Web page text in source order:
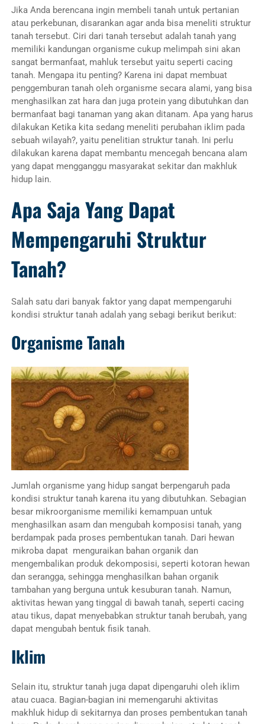
Jika Anda berencana ingin membeli tanah untuk pertanian
atau perkebunan, disarankan agar anda bisa meneliti struktur
tanah tersebut. Ciri dari tanah tersebut adalah tanah yang
memiliki kandungan organisme cukup melimpah sini akan
sangat bermanfaat, mahluk tersebut yaitu seperti cacing
tanah. Mengapa itu penting? Karena ini dapat membuat
penggemburan tanah oleh organisme secara alami, yang bisa
menghasilkan zat hara dan juga protein yang dibutuhkan dan
bermanfaat bagi tanaman yang akan ditanam. Apa yang harus
dilakukan Ketika kita sedang meneliti perubahan iklim pada
sebuah wilayah?, yaitu penelitian struktur tanah. Ini perlu
dilakukan karena dapat membantu mencegah bencana alam
yang dapat mengganggu masyarakat sekitar dan makhluk
hidup lain.
Apa Saja Yang Dapat
Mempengaruhi Struktur
Tanah?
Salah satu dari banyak faktor yang dapat mempengaruhi
kondisi struktur tanah adalah yang sebagi berikut berikut:
Organisme Tanah
Jumlah organisme yang hidup sangat berpengaruh pada
kondisi struktur tanah karena itu yang dibutuhkan. Sebagian
besar mikroorganisme memiliki kemampuan untuk
menghasilkan asam dan mengubah komposisi tanah, yang
berdampak pada proses pembentukan tanah. Dari hewan
mikroba dapat menguraikan bahan organik dan
mengembalikan produk dekomposisi, seperti kotoran hewan
dan serangga, sehingga menghasilkan bahan organik
tambahan yang berguna untuk kesuburan tanah. Namun,
aktivitas hewan yang tinggal di bawah tanah, seperti cacing
atau tikus, dapat menyebabkan struktur tanah berubah, yang
dapat mengubah bentuk fisik tanah.
Iklim
Selain itu, struktur tanah juga dapat dipengaruhi oleh iklim
atau cuaca. Bagian-bagian ini memengaruhi aktivitas
makhluk hidup di sekitarnya dan proses pembentukan tanah